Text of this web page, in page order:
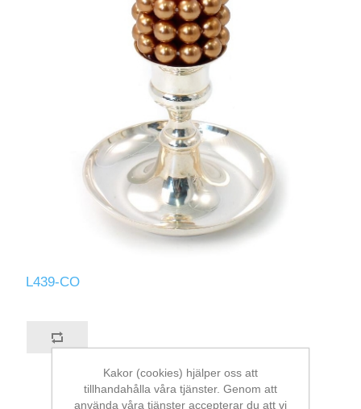
L439-CO
Kakor (cookies) hjälper oss att
tillhandahålla våra tjänster. Genom att
använda våra tjänster accepterar du att vi